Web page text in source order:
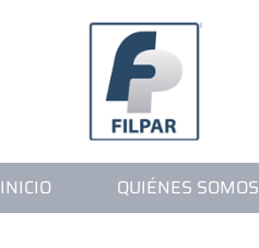
INICIO
QUIÉNES SOMOS